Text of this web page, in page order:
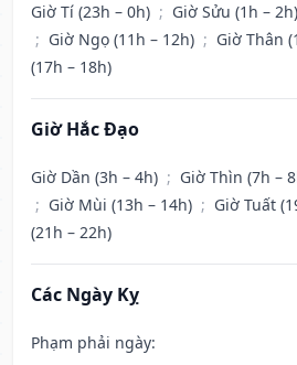
Giờ Tí (23h – 0h) ; Giờ Sửu (1h – 2h)
; Giờ Ngọ (11h – 12h) ; Giờ Thân
(17h – 18h)
Giờ Hắc Đạo
Giờ Dần (3h – 4h) ; Giờ Thìn (7h –
; Giờ Mùi (13h – 14h) ; Giờ Tuất
(21h – 22h)
Các Ngày Kỵ
Phạm phải ngày: